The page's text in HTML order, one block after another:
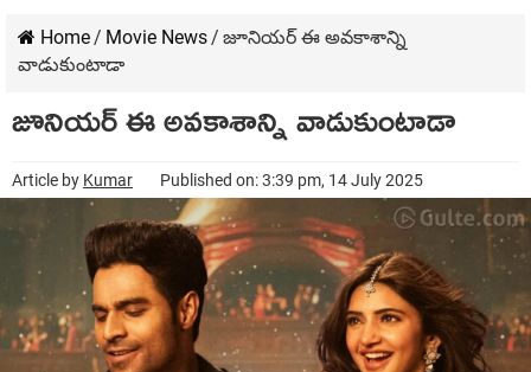
Home/ Movie News/ జూనియర్ ఈ అవకాశాన్ని
వాడుకుంటాడా
జూనియర్ ఈ అవకాశాన్ని వాడుకుంటాడా
Article by Kumar Published on: 3:39 pm, 14 July 2025